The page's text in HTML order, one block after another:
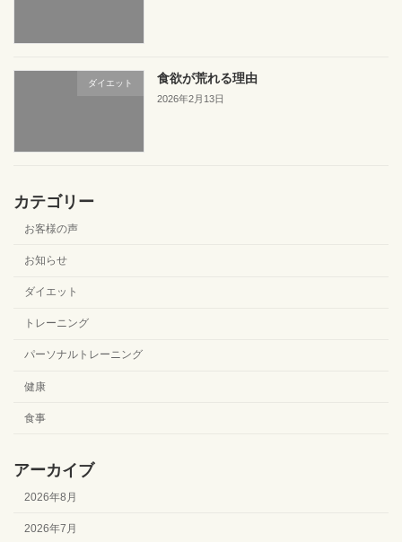
ダイエット 食欲が荒れる理由
2026年2月13日
カテゴリー
お客様の声
お知らせ
ダイエット
トレーニング
パーソナルトレーニング
健康
食事
アーカイブ
2026年8月
2026年7月